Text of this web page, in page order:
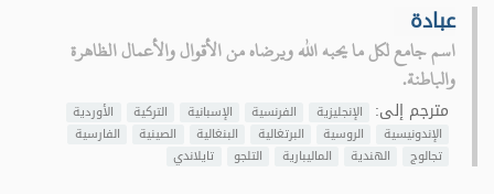
عبادة
اسم جامع لكل ما يحبه الله ويرضاه من الأقوال والأعمال الظاهرة
والباطنة.
مترجم إلى: الإنجليزية الفرنسية الإسبانية التركية
الأوردية
الإندونيسية
الروسية البرتغالية البنغالية الصينية
الفارسية
تجالوج
الهندية الماليبارية التلجو تايلاندي